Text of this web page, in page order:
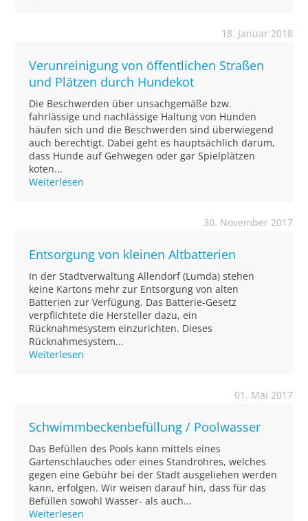
18. Januar 2018
Verunreinigung von öffentlichen Straßen
und Plätzen durch Hundekot
Die Beschwerden über unsachgemäße bzw.
fahrlässige und nachlässige Haltung von Hunden
häufen sich und die Beschwerden sind überwiegend
auch berechtigt. Dabei geht es hauptsächlich darum,
dass Hunde auf Gehwegen oder gar Spielplätzen
koten...
Weiterlesen
30. November 2017
Entsorgung von kleinen Altbatterien
In der Stadtverwaltung Allendorf (Lumda) stehen
keine Kartons mehr zur Entsorgung von alten
Batterien zur Verfügung. Das Batterie-Gesetz
verpflichtete die Hersteller dazu, ein
Rücknahmesystem einzurichten. Dieses
Rücknahmesystem...
Weiterlesen
01. Mai 2017
Schwimmbeckenbefüllung / Poolwasser
Das Befüllen des Pools kann mittels eines
Gartenschlauches oder eines Standrohres, welches
gegen eine Gebühr bei der Stadt ausgeliehen werden
kann, erfolgen. Wir weisen darauf hin, dass für das
Befüllen sowohl Wasser- als auch...
Weiterlesen